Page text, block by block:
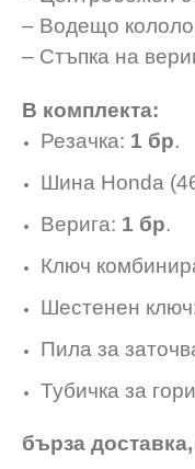
– Водещо
– Стъпка на
В комплекта:
Резачка: 1 бр.
Шина Honda
Верига: 1 бр.
Ключ
Шестенен
Пила за
Тубичка за
бърза